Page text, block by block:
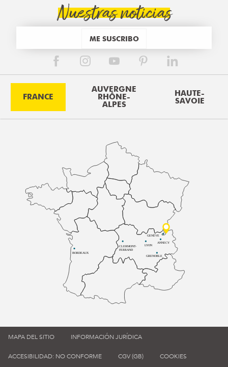
Nuestras noticias
ME SUSCRIBO
FRANCE
AUVERGNE
RHÔNE-
ALPES
HAUTE-
SAVOIE
BORDEAUX
CLERMONT-
FERRAND
LYON
ANNECY
GRENOBLE
GENÈVE
MAPA DEL SITIO INFORMACIÓN JURÍDICA
ACCESIBILIDAD: NO CONFORME CGV (GB) COOKIES